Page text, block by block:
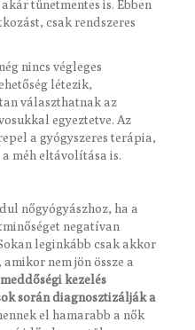
tünetmentes is. Ebben
csak rendszeres
nincs végleges
létezik,
választhatnak az
egyeztetve. Az
a gyógyszeres terápia,
a méh eltávolítása is.
nőgyógyászhoz, ha a
negatívan
leginkább csak akkor
nem jön össze a
kezelés
során diagnosztizálják a
el hamarabb a nők